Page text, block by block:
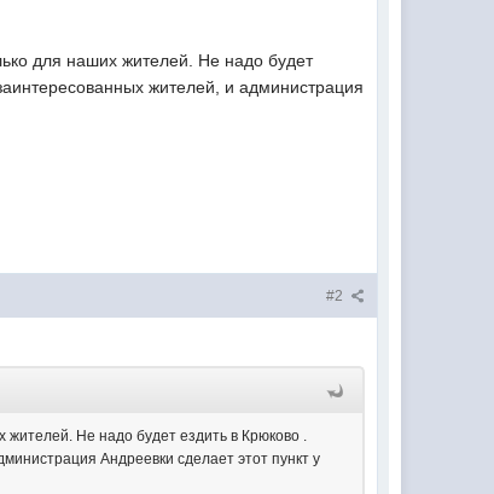
для наших жителей. Не надо будет
жителей, и администрация
#2
жителей. Не надо будет ездить в Крюково .
Андреевки сделает этот пункт у